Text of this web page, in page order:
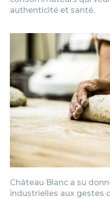
authenticité et santé.
Château Blanc a su
industrielles aux gestes